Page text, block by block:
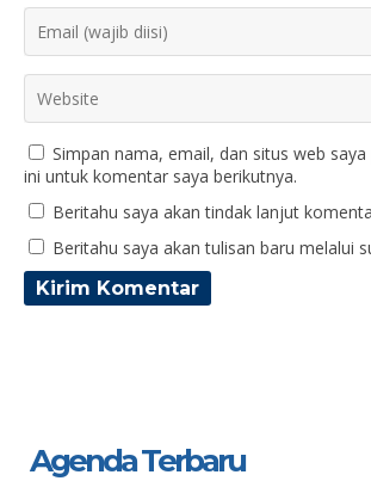
Simpan nama, email, dan situs web
ini untuk komentar saya berikutnya.
Beritahu saya akan tindak lanjut
Beritahu saya akan tulisan baru melalui
Agenda Terbaru